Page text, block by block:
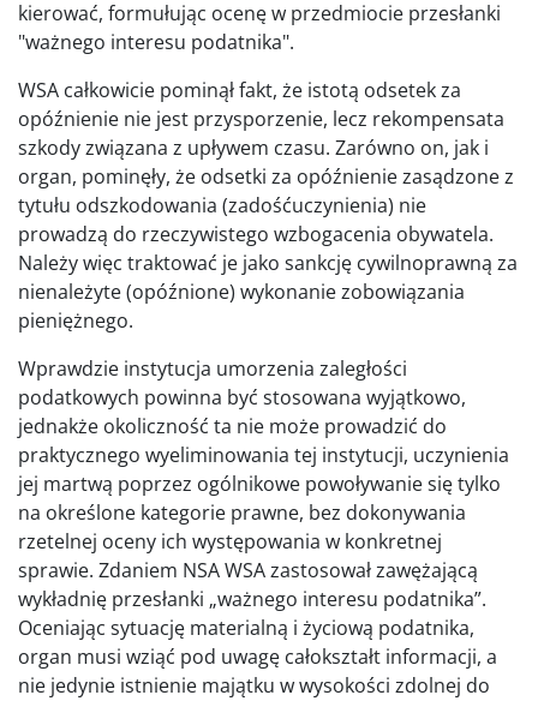
kierować, formułując ocenę w przedmiocie przesłanki
"ważnego interesu podatnika".
WSA całkowicie pominął fakt, że istotą odsetek za
opóźnienie nie jest przysporzenie, lecz rekompensata
szkody związana z upływem czasu. Zarówno on, jak i
organ, pominęły, że odsetki za opóźnienie zasądzone z
tytułu odszkodowania (zadośćuczynienia) nie
prowadzą do rzeczywistego wzbogacenia obywatela.
Należy więc traktować je jako sankcję cywilnoprawną za
nienależyte (opóźnione) wykonanie zobowiązania
pieniężnego.
Wprawdzie instytucja umorzenia zaległości
podatkowych powinna być stosowana wyjątkowo,
jednakże okoliczność ta nie może prowadzić do
praktycznego wyeliminowania tej instytucji, uczynienia
jej martwą poprzez ogólnikowe powoływanie się tylko
na określone kategorie prawne, bez dokonywania
rzetelnej oceny ich występowania w konkretnej
sprawie. Zdaniem NSA WSA zastosował zawężającą
wykładnię przesłanki „ważnego interesu podatnika”.
Oceniając sytuację materialną i życiową podatnika,
organ musi wziąć pod uwagę całokształt informacji, a
nie jedynie istnienie majątku w wysokości zdolnej do